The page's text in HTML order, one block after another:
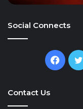
Social Connects
Contact Us